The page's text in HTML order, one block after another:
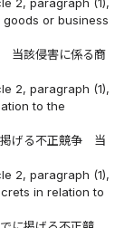
or business
当該侵害に係る商
2, paragraph (1),
to the
掲げる不正競争 当
2, paragraph (1),
in relation to